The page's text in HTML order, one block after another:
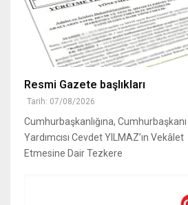
Resmi Gazete başlıkları
Tarih: 07/08/2026
Cumhurbaşkanlığına, Cumhurbaşkanı
Yardımcısı Cevdet YILMAZ’ın Vekâlet
Etmesine Dair Tezkere